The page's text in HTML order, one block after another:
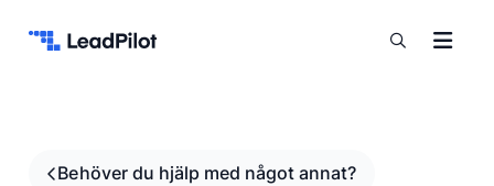
Behöver du hjälp med något annat?